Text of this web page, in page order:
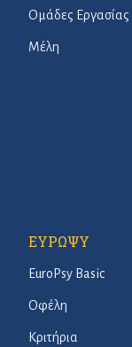
Ομάδες Εργασίας
Μέλη
ΕΥΡΩΨΥ
EuroPsy Basic
Οφέλη
Κριτήρια